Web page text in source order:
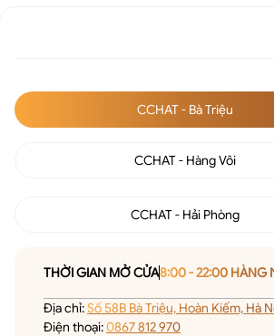
CCHAT - Bà Triệu
CCHAT - Hàng Vôi
CCHAT - Hải Phòng
THỜI GIAN MỞ CỬA8:00-22:00 HÀNG
Địa chỉ:Số 58B Bà Triệu, Hoàn Kiếm, Hà
Điện thoại:0867 812 970